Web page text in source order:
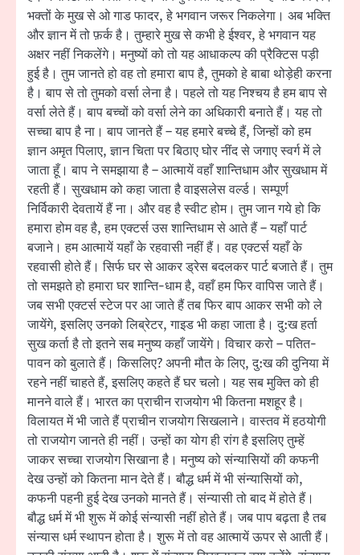
भक्तों के मुख से ओ गाड फादर, हे भगवान जरूर निकलेगा। अब भक्ति
और ज्ञान में तो फ़र्क है। तुम्हारे मुख से कभी हे ईश्वर, हे भगवान यह
अक्षर नहीं निकलेंगे। मनुष्यों को तो यह आधाकल्प की प्रैक्टिस पड़ी
हुई है। तुम जानते हो वह तो हमारा बाप है, तुमको हे बाबा थोड़ेही करना
है। बाप से तो तुमको वर्सा लेना है। पहले तो यह निश्चय है हम बाप से
वर्सा लेते हैं। बाप बच्चों को वर्सा लेने का अधिकारी बनाते हैं। यह तो
सच्चा बाप है ना। बाप जानते हैं – यह हमारे बच्चे हैं, जिन्हों को हम
ज्ञान अमृत पिलाए, ज्ञान चिता पर बिठाए घोर नींद से जगाए स्वर्ग में ले
जाता हूँ। बाप ने समझाया है – आत्मायें वहाँ शान्तिधाम और सुखधाम में
रहती हैं। सुखधाम को कहा जाता है वाइसलेस वर्ल्ड। सम्पूर्ण
निर्विकारी देवतायें हैं ना। और वह है स्वीट होम। तुम जान गये हो कि
हमारा होम वह है, हम एक्टर्स उस शान्तिधाम से आते हैं – यहाँ पार्ट
बजाने। हम आत्मायें यहाँ के रहवासी नहीं हैं। वह एक्टर्स यहाँ के
रहवासी होते हैं। सिर्फ घर से आकर ड्रेस बदलकर पार्ट बजाते हैं। तुम
तो समझते हो हमारा घर शान्ति-धाम है, वहाँ हम फिर वापिस जाते हैं।
जब सभी एक्टर्स स्टेज पर आ जाते हैं तब फिर बाप आकर सभी को ले
जायेंगे, इसलिए उनको लिब्रेटर, गाइड भी कहा जाता है। दु:ख हर्ता
सुख कर्ता है तो इतने सब मनुष्य कहाँ जायेंगे। विचार करो – पतित-
पावन को बुलाते हैं। किसलिए? अपनी मौत के लिए, दु:ख की दुनिया में
रहने नहीं चाहते हैं, इसलिए कहते हैं घर चलो। यह सब मुक्ति को ही
मानने वाले हैं। भारत का प्राचीन राजयोग भी कितना मशहूर है।
विलायत में भी जाते हैं प्राचीन राजयोग सिखलाने। वास्तव में हठयोगी
तो राजयोग जानते ही नहीं। उन्हों का योग ही रांग है इसलिए तुम्हें
जाकर सच्चा राजयोग सिखाना है। मनुष्य को संन्यासियों की कफनी
देख उन्हों को कितना मान देते हैं। बौद्ध धर्म में भी संन्यासियों को,
कफनी पहनी हुई देख उनको मानते हैं। संन्यासी तो बाद में होते हैं।
बौद्ध धर्म में भी शुरू में कोई संन्यासी नहीं होते हैं। जब पाप बढ़ता है तब
संन्यास धर्म स्थापन होता है। शुरू में तो वह आत्मायें ऊपर से आती हैं।